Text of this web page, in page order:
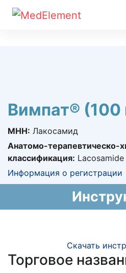
Вимпат® (100
МНН: Лакосамид
Анатомо-терапевтическо-
классификация: Lacosamide
Информация о регистрации
Информация о регистрации
Скачать
Торговое